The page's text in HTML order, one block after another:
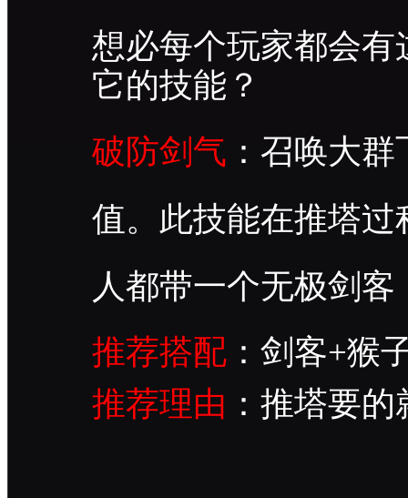
想必每个玩家都会
它的技能？
破防剑气 ：召唤大
值。此技能在推塔
人都带一个无极剑
推荐搭配 ：剑客+猴
推荐理由 ：推塔要